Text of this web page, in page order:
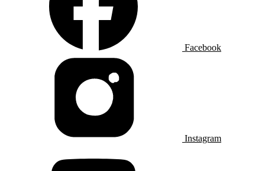
Facebook
Instagram